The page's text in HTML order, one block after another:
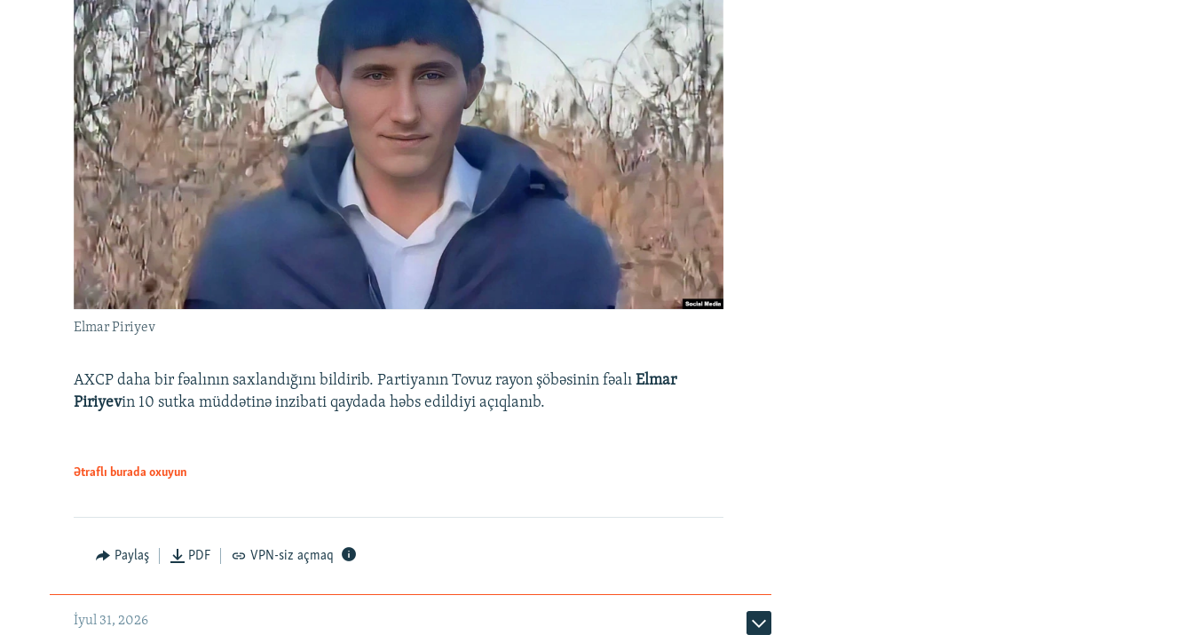
Elmar Piriyev
AXCP daha bir fəalının saxlandığını bildirib. Partiyanın Tovuz rayon şöbəsinin fəalı Elmar
Piriyevin 10 sutka müddətinə inzibati qaydada həbs edildiyi açıqlanıb.
Ətraflı burada oxuyun
Paylaş PDF VPN-siz açmaq
İyul 31, 2026